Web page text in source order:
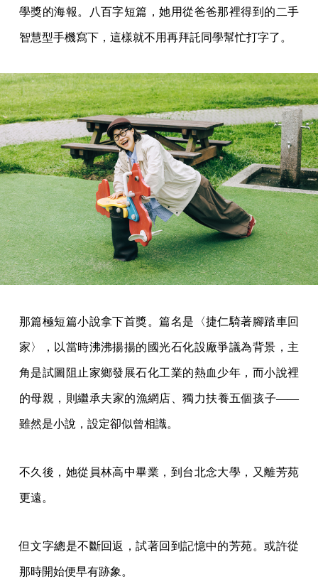
學獎的海報。八百字短篇，她用從爸爸那裡得到的二手
智慧型手機寫下，這樣就不用再拜託同學幫忙打字了。
那篇極短篇小說拿下首獎。篇名是〈捷仁騎著腳踏車回
家〉，以當時沸沸揚揚的國光石化設廠爭議為背景，主
角是試圖阻止家鄉發展石化工業的熱血少年，而小說裡
的母親，則繼承夫家的漁網店、獨力扶養五個孩子——
雖然是小說，設定卻似曾相識。
不久後，她從員林高中畢業，到台北念大學，又離芳苑
更遠。
但文字總是不斷回返，試著回到記憶中的芳苑。或許從
那時開始便早有跡象。